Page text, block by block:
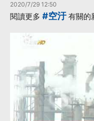
2020/7/29 12:50
閱讀更多 #空汙有關的